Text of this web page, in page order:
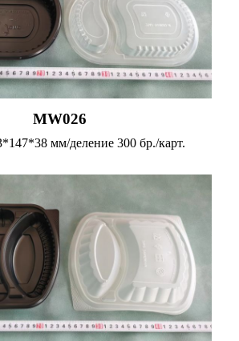
MW026
мм/деление 300 бр./карт.